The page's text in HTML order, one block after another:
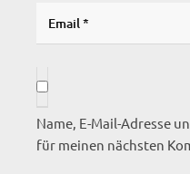
Name, E-Mail-Adresse
für meinen nächsten